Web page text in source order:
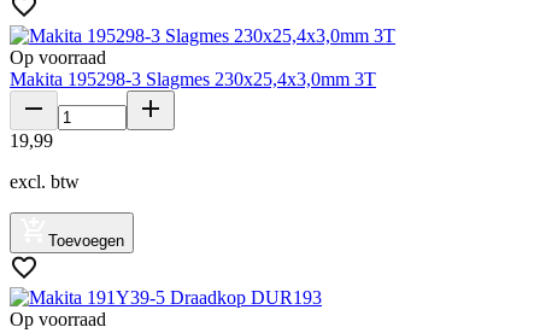
Op voorraad
Makita 195298-3 Slagmes 230x25,4x3,0mm 3T
19,99
excl. btw
Toevoegen
Op voorraad